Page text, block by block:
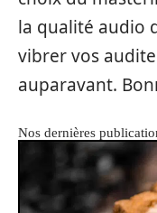
la qualité audio
vibrer vos
auparavant.
Nos dernières